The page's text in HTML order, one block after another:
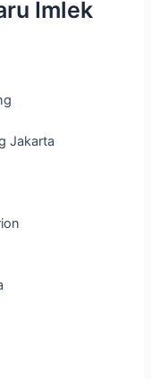
Imlek
Jakarta